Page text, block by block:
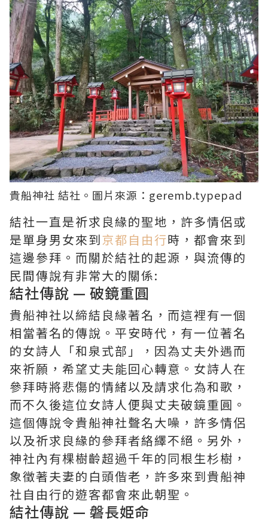
貴船神社 結社。圖片來源： geremb.typepad
結社一直是祈求良緣的聖地，許多情侶或
是單身男女來到京都自由行時，都會來到
這邊參拜。而關於結社的起源，與流傳的
民間傳說有非常大的關係:
結社傳說 — 破鏡重圓
貴船神社以締結良緣著名，而這裡有一個
相當著名的傳說。平安時代，有一位著名
的女詩人「和泉式部」，因為丈夫外遇而
來祈願，希望丈夫能回心轉意。女詩人在
參拜時將悲傷的情緒以及請求化為和歌，
而不久後這位女詩人便與丈夫破鏡重圓。
這個傳說令貴船神社聲名大噪，許多情侶
以及祈求良緣的參拜者絡繹不絕。另外，
神社內有棵樹齡超過千年的同根生杉樹，
象徵著夫妻的白頭偕老，許多來到貴船神
社自由行的遊客都會來此朝聖。
結社傳說 — 磐長姫命